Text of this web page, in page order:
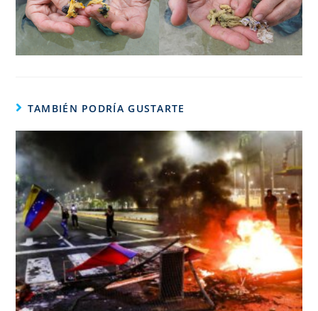
TAMBIÉN PODRÍA GUSTARTE